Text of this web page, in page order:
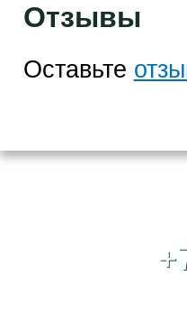
Отзывы
Оставьте